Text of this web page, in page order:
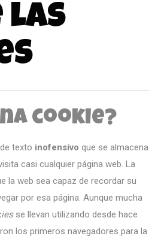
las
cookie?
texto inofensivo que se almacena
casi cualquier página web. La
la web sea capaz de recordar su
por esa página. Aunque mucha
se llevan utilizando desde hace
los primeros navegadores para la